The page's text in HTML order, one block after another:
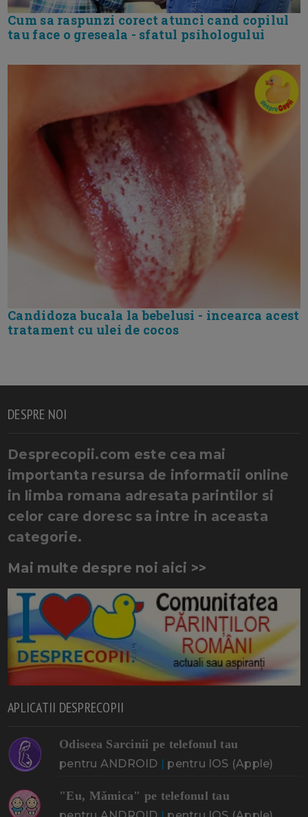
Cum sa raspunzi corect atunci cand copilul
tau face o greseala - sfatul psihologului
Candidoza bucala la bebelusi - incearca acest
tratament cu ulei de cocos
DESPRE NOI
Desprecopii.com este cea mai
importanta resursa de informatii online
in limba romana adresata parintilor si
celor care doresc sa intre in aceasta
categorie.
Mai multe despre noi aici >>
APLICATII DESPRECOPII
Odiseea Sarcinii pe telefonul tau
pentru ANDROID pentru IOS (Apple)
"Eu, Mămica" pe telefonul tau